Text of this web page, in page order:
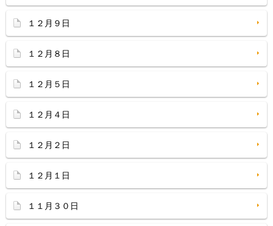
１２月９日
１２月８日
１２月５日
１２月４日
１２月２日
１２月１日
１１月３０日